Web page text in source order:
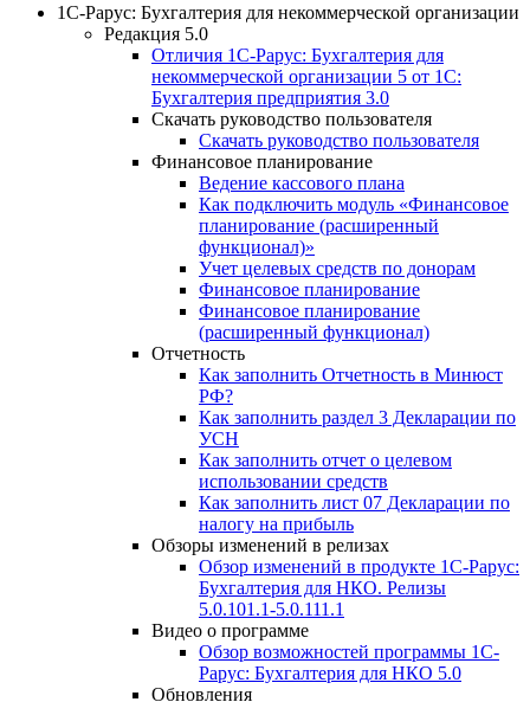
1С-Рарус: Бухгалтерия для некоммерческой организации
Редакция 5.0
Отличия 1С-Рарус: Бухгалтерия для
некоммерческой организации 5 от 1С:
Бухгалтерия предприятия 3.0
Скачать руководство пользователя
Скачать руководство пользователя
Финансовое планирование
Ведение кассового плана
Как подключить модуль «Финансовое
планирование (расширенный
функционал)»
Учет целевых средств по донорам
Финансовое планирование
Финансовое планирование
(расширенный функционал)
Отчетность
Как заполнить Отчетность в Минюст
РФ?
Как заполнить раздел 3 Декларации по
УСН
Как заполнить отчет о целевом
использовании средств
Как заполнить лист 07 Декларации по
налогу на прибыль
Обзоры изменений в релизах
Обзор изменений в продукте 1С-Рарус:
Бухгалтерия для НКО. Релизы
5.0.101.1-5.0.111.1
Видео о программе
Обзор возможностей программы 1С-
Рарус: Бухгалтерия для НКО 5.0
Обновления